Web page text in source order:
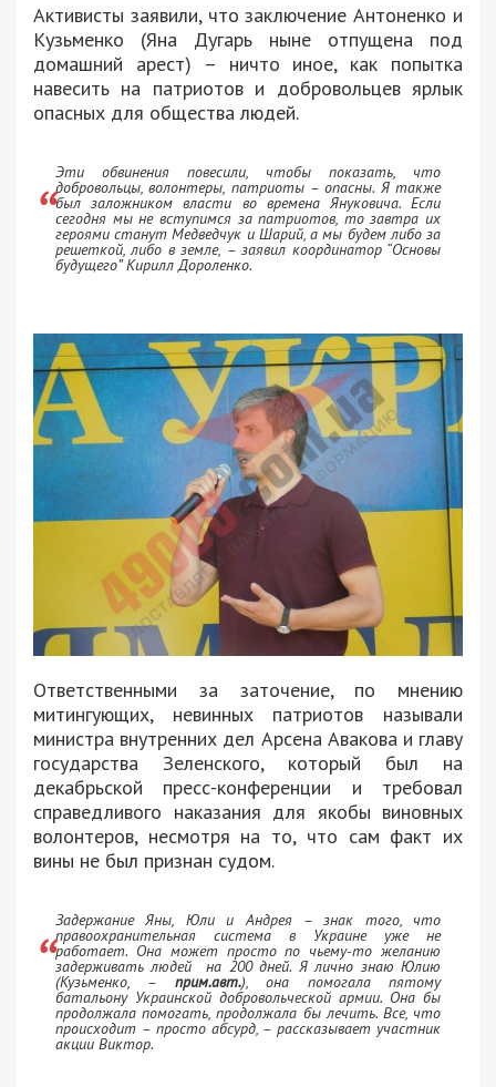
Активисты заявили, что заключение Антоненко и
Кузьменко (Яна Дугарь ныне отпущена под
домашний арест) – ничто иное, как попытка
навесить на патриотов и добровольцев ярлык
опасных для общества людей.
Эти обвинения повесили, чтобы показать, что
добровольцы, волонтеры, патриоты – опасны. Я также
был заложником власти во времена Януковича. Если
сегодня мы не вступимся за патриотов, то завтра их
героями станут Медведчук и Шарий, а мы будем либо за
решеткой, либо в земле, – заявил координатор “Основы
будущего” Кирилл Дороленко.
Ответственными за заточение, по мнению
митингующих, невинных патриотов называли
министра внутренних дел Арсена Авакова и главу
государства Зеленского, который был на
декабрьской пресс-конференции и требовал
справедливого наказания для якобы виновных
волонтеров, несмотря на то, что сам факт их
вины не был признан судом.
Задержание Яны, Юли и Андрея – знак того, что
правоохранительная система в Украине уже не
работает. Она может просто по чьему-то желанию
задерживать людей на 200 дней. Я лично знаю Юлию
(Кузьменко, – прим.авт.), она помогала пятому
батальону Украинской добровольческой армии. Она бы
продолжала помогать, продолжала бы лечить. Все, что
происходит – просто абсурд, – рассказывает участник
акции Виктор.